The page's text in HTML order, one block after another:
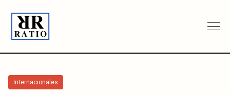
Internacionales